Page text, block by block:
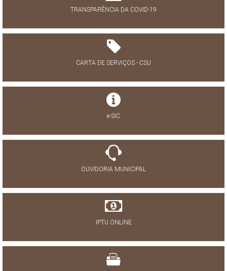
TRANSPARÊNCIA DA COVID-19
CARTA DE SERVIÇOS - CSU
e-SIC
OUVIDORIA MUNICIPAL
IPTU ONLINE